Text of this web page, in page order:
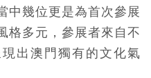
中幾位更是為首次參展
格多元，參展者來自不
出澳門獨有的文化氣